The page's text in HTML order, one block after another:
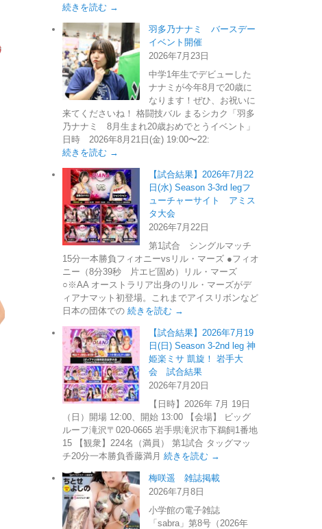
続きを読む →
羽多乃ナナミ バースデー
イベント開催
2026年7月23日
中学1年生でデビューした
ナナミが今年8月で20歳に
なります！ぜひ、お祝いに
来てくださいね！ 格闘技バル まるシカク「羽多
乃ナナミ 8月生まれ20歳おめでとうイベント」
日時 2026年8月21日(金) 19:00〜22:
続きを読む →
【試合結果】2026年7月22
日(水) Season 3-3rd legフ
ューチャーサイト アミス
タ大会
2026年7月22日
第1試合 シングルマッチ
15分一本勝負フィオニーvsリル・マーズ ●フィオ
ニー（8分39秒 片エビ固め）リル・マーズ
○※AA オーストラリア出身のリル・マーズがデ
ィアナマット初登場。これまでアイスリボンなど
日本の団体での 続きを読む →
【試合結果】2026年7月19
日(日) Season 3-2nd leg 神
姫楽ミサ 凱旋！ 岩手大
会 試合結果
2026年7月20日
【日時】2026年 7月 19日
（日）開場 12:00、開始 13:00 【会場】 ビッグ
ルーフ滝沢〒020-0665 岩手県滝沢市下鵜飼1番地
15 【観衆】224名（満員） 第1試合 タッグマッ
チ20分一本勝負香藤満月 続きを読む →
梅咲遥 雑誌掲載
2026年7月8日
小学館の電子雑誌
「sabra」第8号（2026年